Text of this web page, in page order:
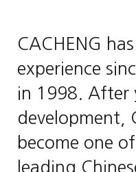
CACHENG
experience
in 1998. After
development,
become one
leading